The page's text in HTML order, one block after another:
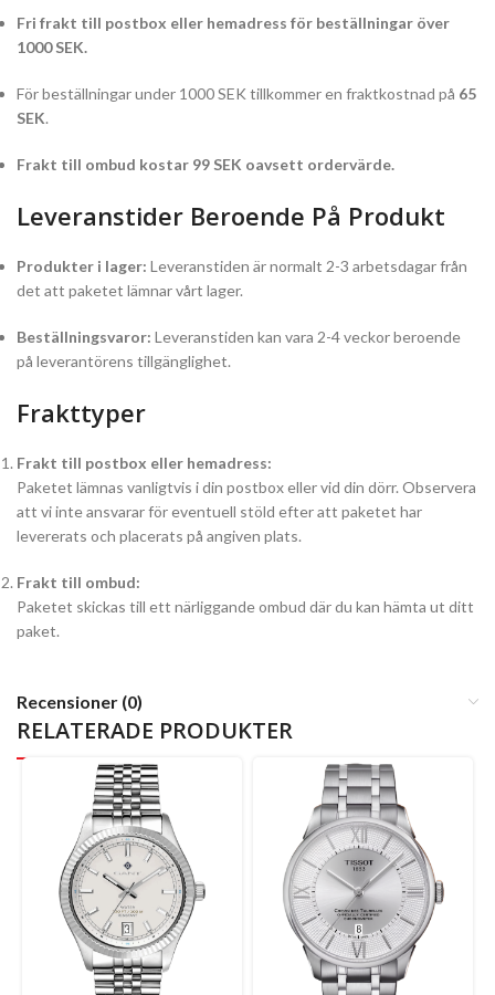
Fri frakt till postbox eller hemadress för beställningar över
1000 SEK.
För beställningar under 1000 SEK tillkommer en fraktkostnad på 65
SEK.
Frakt till ombud kostar 99 SEK oavsett ordervärde.
Leveranstider Beroende På Produkt
Produkter i lager: Leveranstiden är normalt 2-3 arbetsdagar från
det att paketet lämnar vårt lager.
Beställningsvaror: Leveranstiden kan vara 2-4 veckor beroende
på leverantörens tillgänglighet.
Frakttyper
Frakt till postbox eller hemadress:
Paketet lämnas vanligtvis i din postbox eller vid din dörr. Observera
att vi inte ansvarar för eventuell stöld efter att paketet har
levererats och placerats på angiven plats.
Frakt till ombud:
Paketet skickas till ett närliggande ombud där du kan hämta ut ditt
paket.
Recensioner (0)
RELATERADE PRODUKTER